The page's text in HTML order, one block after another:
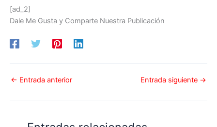
[ad_2]
Dale Me Gusta y Comparte Nuestra Publicación
← Entrada anterior Entrada siguiente →